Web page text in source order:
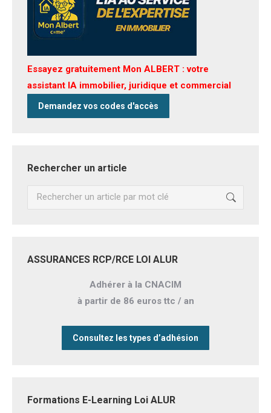
Essayez gratuitement Mon ALBERT : votre
assistant IA immobilier, juridique et commercial
Demandez vos codes d'accès
Rechercher un article
Recherche
ASSURANCES RCP/RCE LOI ALUR
Adhérer à la CNACIM
à partir de 86 euros ttc / an
Consultez les types d’adhésion
Formations E-Learning Loi ALUR